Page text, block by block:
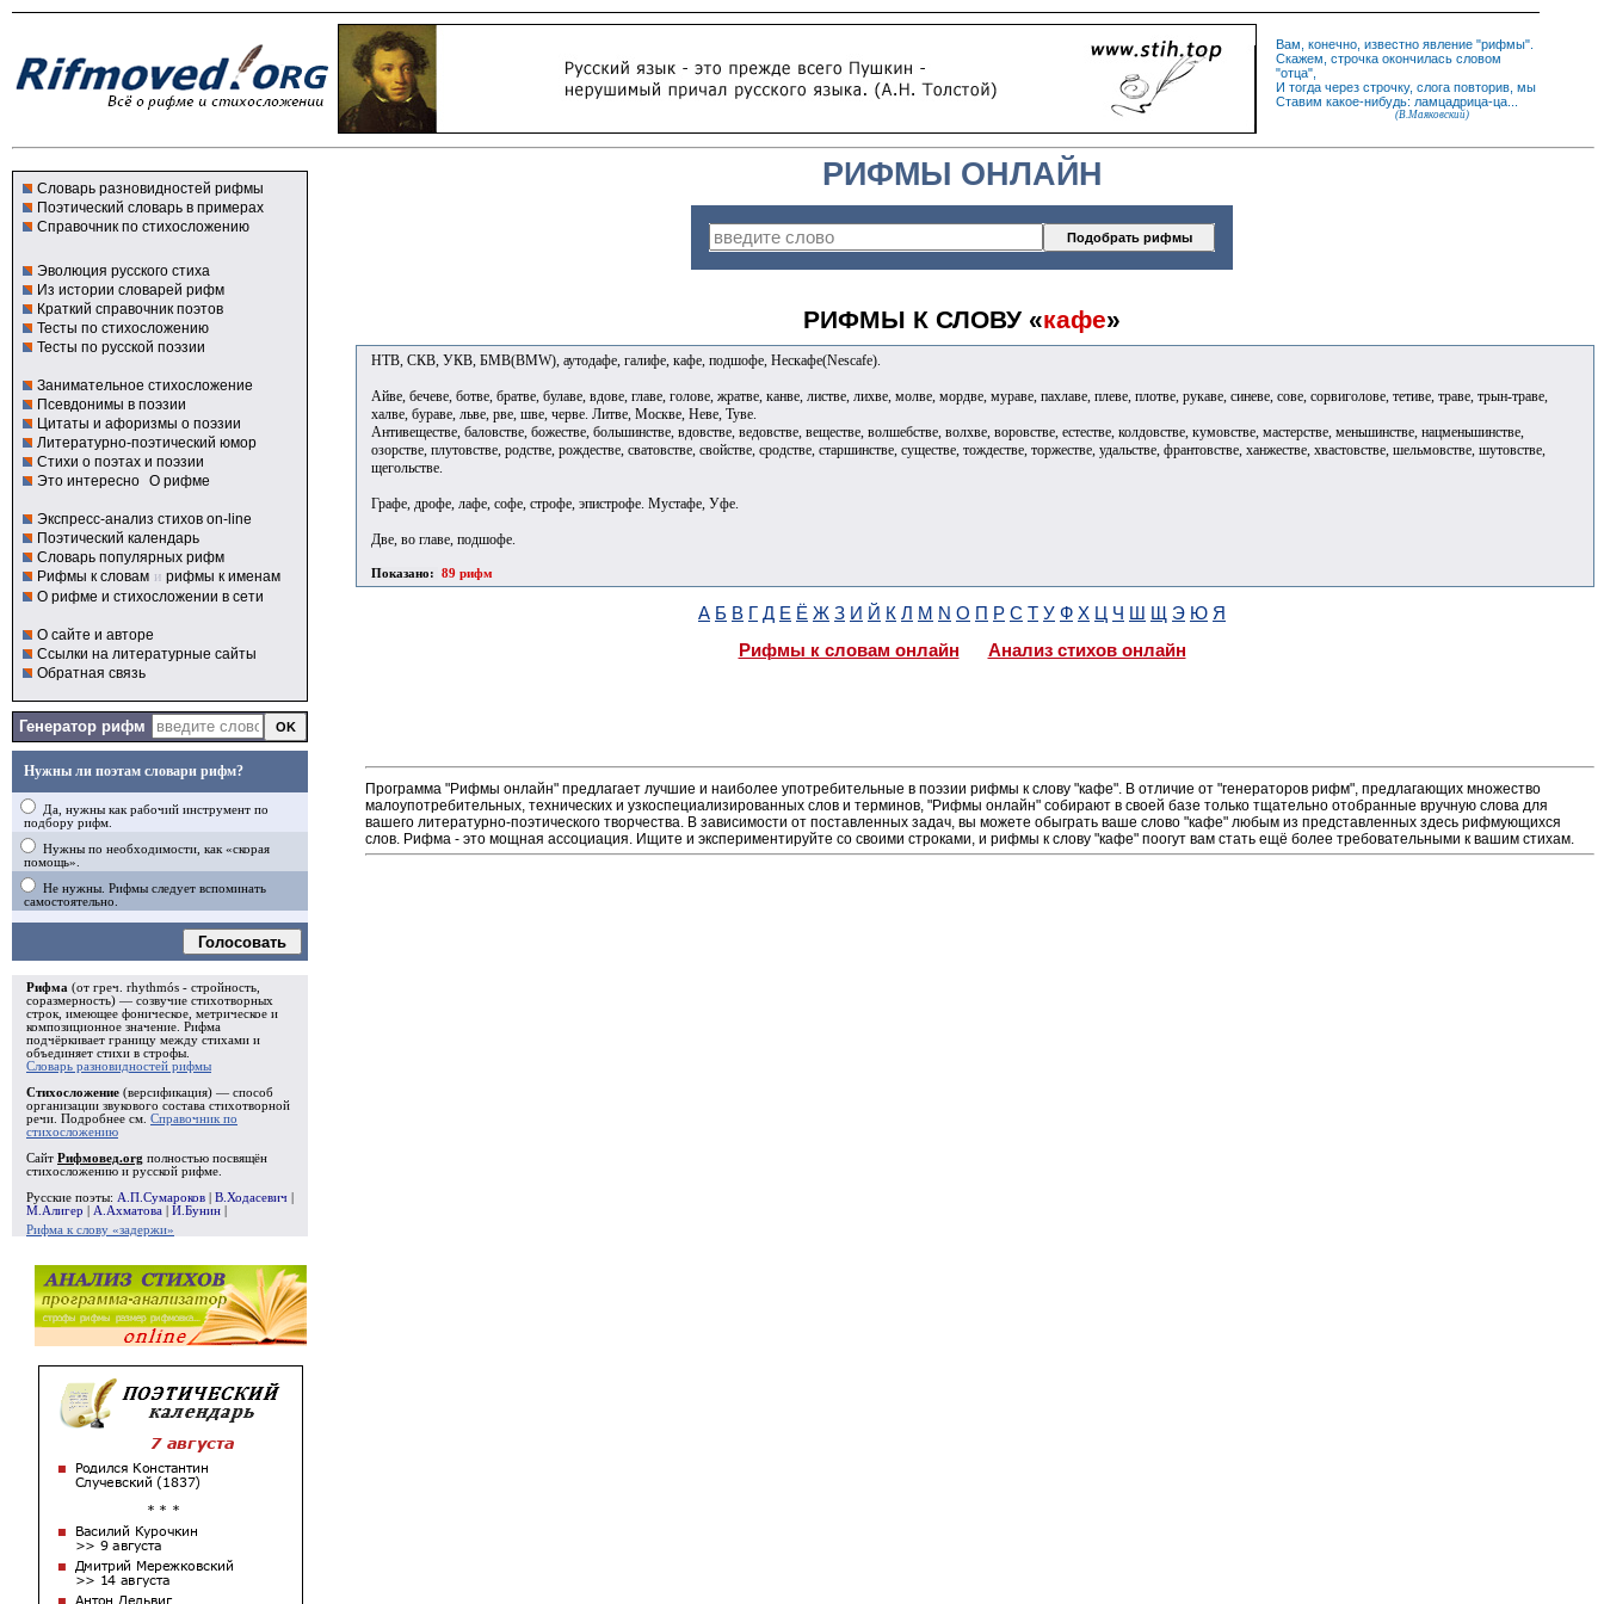
Вам, конечно, известно явление "рифмы".
Скажем, строчка окончилась словом
"отца",
И тогда через строчку, слога повторив, мы
Ставим какое-нибудь: ламцадрица-ца...
(В.Маяковский)
Словарь разновидностей рифмы
Поэтический словарь в примерах
Справочник по стихосложению
Эволюция русского стиха
Из истории словарей рифм
Краткий справочник поэтов
Тесты по стихосложению
Тесты по русской поэзии
Занимательное стихосложение
Псевдонимы в поэзии
Цитаты и афоризмы о поэзии
Литературно-поэтический юмор
Стихи о поэтах и поэзии
Это интересно О рифме
Экспресс-анализ стихов on-line
Поэтический календарь
Словарь популярных рифм
Рифмы к словам и рифмы к именам
О рифме и стихосложении в сети
О сайте и авторе
Ссылки на литературные сайты
Обратная связь
Генератор рифм
Нужны ли поэтам словари рифм?
Да, нужны как рабочий инструмент по
подбору рифм.
Нужны по необходимости, как «скорая
помощь».
Не нужны. Рифмы следует вспоминать
самостоятельно.
Голосовать
Рифма (от греч. rhythmós - стройность,
соразмерность) — созвучие стихотворных
строк, имеющее фоническое, метрическое и
композиционное значение. Рифма
подчёркивает границу между стихами и
объединяет стихи в строфы
Словарь разновидностей рифмы
Стихосложение (версификация) — способ
организации звукового состава стихотворной
речи. Подробнее см. Справочник по
стихосложению
Сайт Рифмовед.org полностью посвящён
стихосложению и русской рифме.
Русские поэты: А.П.Сумароков В.Ходасевич
М.Алигер
А.Ахматова И.Бунин
Рифма к слову «задержи»
РИФМЫ ОНЛАЙН
РИФМЫ К СЛОВУ «кафе»
НТВ, СКВ, УКВ, БМВ(BMW), аутодафе, галифе, кафе, подшофе, Нескафе(Nescafe).
Айве, бечеве, ботве, братве, булаве, вдове, главе, голове, жратве, канве, листве, лихве, молве, мордве, мураве, пахлаве, плеве, плотве, рукаве, синеве, сове, сорвиголове, тетиве, траве, трын-траве,
халве, бураве, льве, рве, шве, черве. Литве, Москве, Неве, Туве.
Антивеществе, баловстве, божестве, большинстве, вдовстве, ведовстве, веществе, волшебстве, волхве, воровстве, естестве, колдовстве, кумовстве, мастерстве, меньшинстве, нацменьшинстве,
озорстве, плутовстве, родстве, рождестве, сватовстве, свойстве, сродстве, старшинстве, существе, тождестве, торжестве, удальстве, франтовстве, ханжестве, хвастовстве, шельмовстве, шутовстве,
щегольстве.
Графе, дрофе, лафе, софе, строфе, эпистрофе. Мустафе, Уфе.
Две, во главе, подшофе.
Показано: 89 рифм
А Б В Г Д Е Ё Ж З И Й К Л М N О П Р С Т У Ф Х Ц Ч Ш Щ Э Ю Я
Рифмы к словам онлайн
Анализ стихов онлайн
Программа "Рифмы онлайн" предлагает лучшие и наиболее употребительные в поэзии рифмы к слову "кафе". В отличие от "генераторов рифм", предлагающих множество
малоупотребительных, технических и узкоспециализированных слов и терминов, "Рифмы онлайн" собирают в своей базе только тщательно отобранные вручную слова для
вашего литературно-поэтического творчества. В зависимости от поставленных задач, вы можете обыграть ваше слово "кафе" любым из представленных здесь рифмующихся
слов. Рифма - это мощная ассоциация. Ищите и экспериментируйте со своими строками, и рифмы к слову "кафе" поогут вам стать ещё более требовательными к вашим стихам.